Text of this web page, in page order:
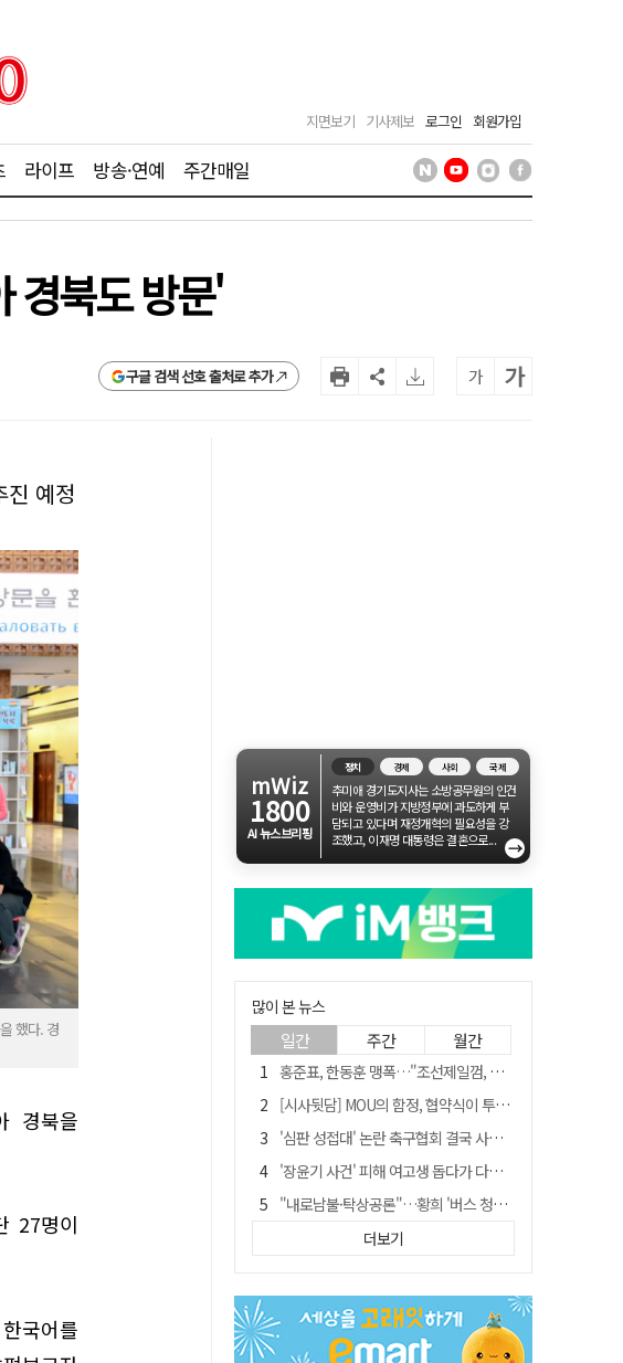
지면보기 기사제보 로그인 회원가입
라이프 방송·연예 주간매일
경북도 방문'
구글 검색 선호 출처로 추가 가 가
예정
했다. 경
경북을
27명이
국어를
mWiz
1800
AI 뉴스브리핑
정치 경제 사회 국제
추미애 경기도지사는 소방공무원의 인건
비와 운영비가 지방정부에 과도하게 부
담되고 있다며 재정개혁의 필요성을 강
조했고, 이재명 대통령은 결혼으로...
→
많이 본 뉴스
일간 주간 월간
홍준표, 한동훈 맹폭…"조선제일껌, 권력에 살고 권력에 죽었다"
[시사뒷담] MOU의 함정, 협약식이 투자 확정은 아니긴 해
'심판 성접대' 논란 축구협회 결국 사과…"깊이 반성, 쇄신하겠다"
'장윤기 사건' 피해 여고생 돕다가 다친 고교생, 의상자 인정
"내로남불·탁상공론"…황희 '버스 청년주택' 제안에 與 내부서도 쓴소리
"경로당 통장에 비밀번호가 적혀 있다"…전국 돌며 경로당 13곳 턴 30대 구속
예안향교 대성전, '국가지정 보물로 지정'
"침대에 결박, 탈진"…평생 교회서 산 11세 남아, 병원 이송 끝 숨져
더보기